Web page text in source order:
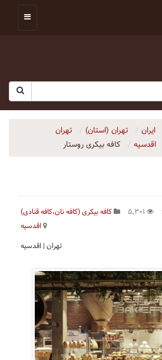
ایران تهران (استان)
تهران
اقدسیه کافه بیکری روستار
کافه بیکری (کافه نان،کافه قنادی)
اقدسیه
تهران | اقدسیه